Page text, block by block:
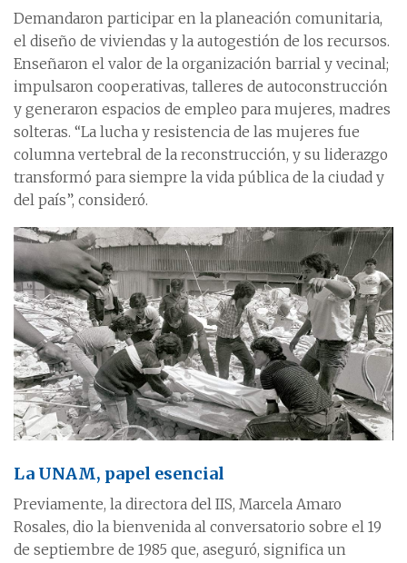
Demandaron participar en la planeación comunitaria,
el diseño de viviendas y la autogestión de los recursos.
Enseñaron el valor de la organización barrial y vecinal;
impulsaron cooperativas, talleres de autoconstrucción
y generaron espacios de empleo para mujeres, madres
solteras. “La lucha y resistencia de las mujeres fue
columna vertebral de la reconstrucción, y su liderazgo
transformó para siempre la vida pública de la ciudad y
del país”, consideró.
La UNAM, papel esencial
Previamente, la directora del IIS, Marcela Amaro
Rosales, dio la bienvenida al conversatorio sobre el 19
de septiembre de 1985 que, aseguró, significa un